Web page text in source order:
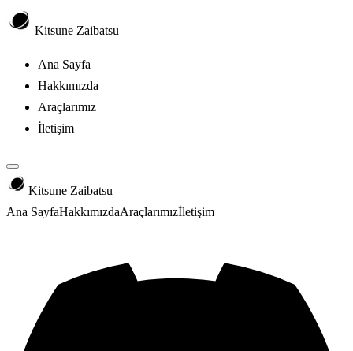
Kitsune Zaibatsu
Ana Sayfa
Hakkımızda
Araçlarımız
İletişim
Kitsune Zaibatsu
Ana SayfaHakkımızdaAraçlarımızİletişim